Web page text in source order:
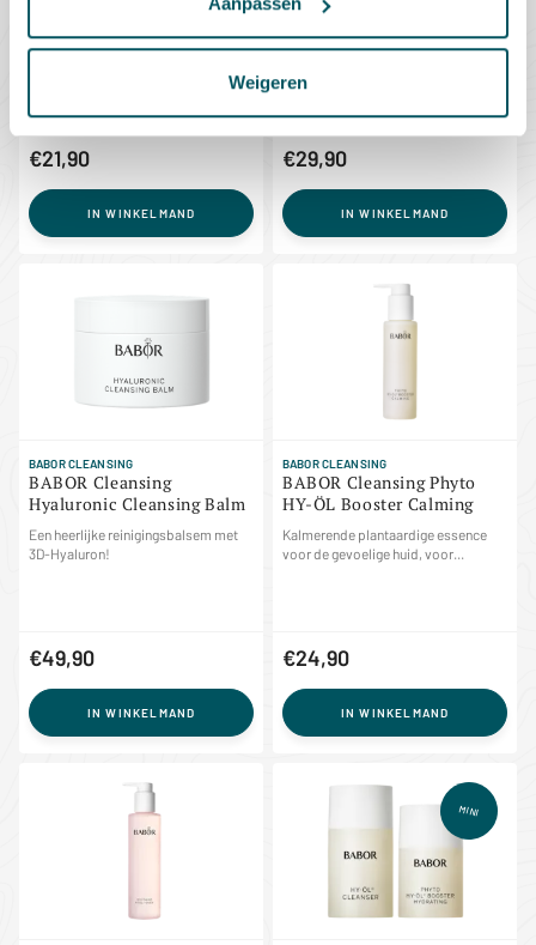
Weigeren
Make-up remover voor gezicht,
lippen en de oogzone
€21,90
IN WINKELMAND
Verfrissende, fluweelzachte
reinigingsschuim voor alle huidt...
€29,90
IN WINKELMAND
BABOR CLEANSING
BABOR Cleansing
Hyaluronic Cleansing Balm
Een heerlijke reinigingsbalsem met
3D-Hyaluron!
€49,90
IN WINKELMAND
BABOR CLEANSING
BABOR Cleansing Phyto
HY-ÖL Booster Calming
Kalmerende plantaardige essence
voor de gevoelige huid, voor...
€24,90
IN WINKELMAND
MINI